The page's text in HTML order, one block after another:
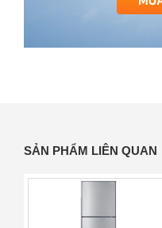
SẢN PHẨM LIÊN QUAN